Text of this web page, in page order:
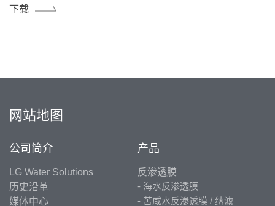
Blowdown Water to Ensure Environmental
Compliance
下载
网站地图
公司简介
LG Water Solutions
历史沿革
媒体中心
产品
反渗透膜
海水反渗透膜
苦咸水反渗透膜 / 纳滤